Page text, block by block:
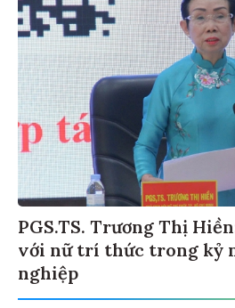
PGS.TS. Trương Thị
với nữ trí thức trong kỷ
nghiệp